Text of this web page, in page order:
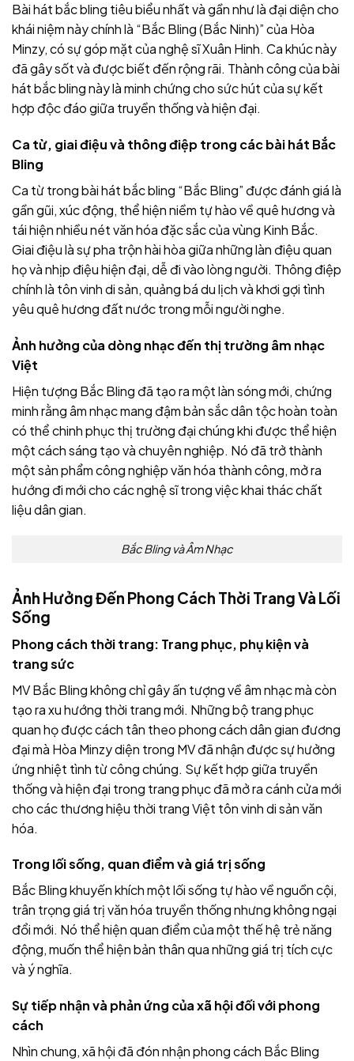
Bài hát bắc bling tiêu biểu nhất và gần như là đại diện cho
khái niệm này chính là “Bắc Bling (Bắc Ninh)” của Hòa
Minzy, có sự góp mặt của nghệ sĩ Xuân Hinh. Ca khúc này
đã gây sốt và được biết đến rộng rãi. Thành công của bài
hát bắc bling này là minh chứng cho sức hút của sự kết
hợp độc đáo giữa truyền thống và hiện đại.
Ca từ, giai điệu và thông điệp trong các bài hát Bắc
Bling
Ca từ trong bài hát bắc bling “Bắc Bling” được đánh giá là
gần gũi, xúc động, thể hiện niềm tự hào về quê hương và
tái hiện nhiều nét văn hóa đặc sắc của vùng Kinh Bắc.
Giai điệu là sự pha trộn hài hòa giữa những làn điệu quan
họ và nhịp điệu hiện đại, dễ đi vào lòng người. Thông điệp
chính là tôn vinh di sản, quảng bá du lịch và khơi gợi tình
yêu quê hương đất nước trong mỗi người nghe.
Ảnh hưởng của dòng nhạc đến thị trường âm nhạc
Việt
Hiện tượng Bắc Bling đã tạo ra một làn sóng mới, chứng
minh rằng âm nhạc mang đậm bản sắc dân tộc hoàn toàn
có thể chinh phục thị trường đại chúng khi được thể hiện
một cách sáng tạo và chuyên nghiệp. Nó đã trở thành
một sản phẩm công nghiệp văn hóa thành công, mở ra
hướng đi mới cho các nghệ sĩ trong việc khai thác chất
liệu dân gian.
Bắc Bling và Âm Nhạc
Ảnh Hưởng Đến Phong Cách Thời Trang Và Lối
Sống
Phong cách thời trang: Trang phục, phụ kiện và
trang sức
MV Bắc Bling không chỉ gây ấn tượng về âm nhạc mà còn
tạo ra xu hướng thời trang mới. Những bộ trang phục
quan họ được cách tân theo phong cách dân gian đương
đại mà Hòa Minzy diện trong MV đã nhận được sự hưởng
ứng nhiệt tình từ công chúng. Sự kết hợp giữa truyền
thống và hiện đại trong trang phục đã mở ra cánh cửa mới
cho các thương hiệu thời trang Việt tôn vinh di sản văn
hóa.
Trong lối sống, quan điểm và giá trị sống
Bắc Bling khuyến khích một lối sống tự hào về nguồn cội,
trân trọng giá trị văn hóa truyền thống nhưng không ngại
đổi mới. Nó thể hiện quan điểm của một thế hệ trẻ năng
động, muốn thể hiện bản thân qua những giá trị tích cực
và ý nghĩa.
Sự tiếp nhận và phản ứng của xã hội đối với phong
cách
Nhìn chung, xã hội đã đón nhận phong cách Bắc Bling